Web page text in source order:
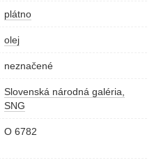
plátno
olej
neznačené
Slovenská národná galéria,
SNG
O 6782